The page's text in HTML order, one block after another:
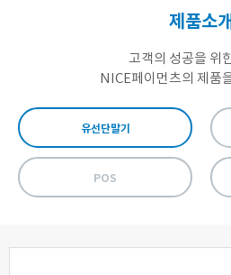
제품소개
고객의 성공을 위
NICE페이먼츠의 제품
유선단말기
POS